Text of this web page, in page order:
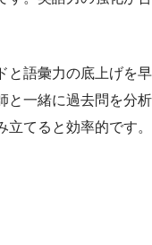
と語彙力の底上げを早
と一緒に過去問を分析
てると効率的です。